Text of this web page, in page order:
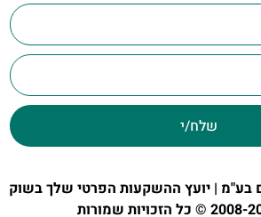
שלח/י
בע"מ | יועץ ההשקעות הפרטי שלך בשוק